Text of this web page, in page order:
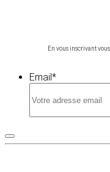
En vous inscrivant
Email*